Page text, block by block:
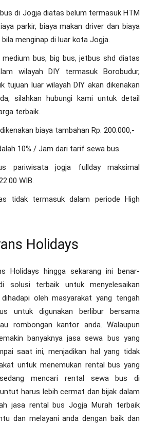
di Jogja diatas belum termasuk HTM
parkir, biaya makan driver dan biaya
menginap di luar kota Jogja.
bus, big bus, jetbus shd diatas
wilayah DIY termasuk Borobudur,
tujuan luar wilayah DIY akan dikenakan
silahkan hubungi kami untuk detail
terbaik.
biaya tambahan Rp. 200.000,-
10% / Jam dari tarif sewa bus.
pariwisata jogja fullday maksimal
WIB.
tidak termasuk dalam periode High
Holidays
Holidays hingga sekarang ini benar-
solusi terbaik untuk menyelesaikan
oleh masyarakat yang tengah
untuk digunakan berlibur bersama
rombongan kantor anda. Walaupun
banyaknya jasa sewa bus yang
saat ini, menjadikan hal yang tidak
untuk menemukan rental bus yang
mencari rental sewa bus di
harus lebih cermat dan bijak dalam
jasa rental bus Jogja Murah terbaik
dan melayani anda dengan baik dan